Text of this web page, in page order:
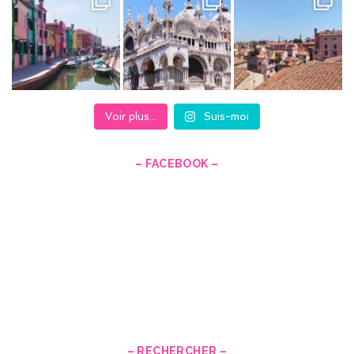
Voir plus... Suis-moi
– FACEBOOK –
– RECHERCHER –